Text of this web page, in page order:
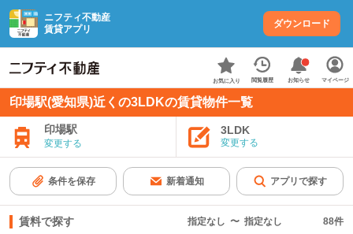
ニフティ不動産
賃貸アプリ
ダウンロード
お気に入り 閲覧履歴 お知らせ マイページ
印場駅(愛知県)近くの3LDKの賃貸物件一覧
印場駅
変更する
3LDK
変更する
条件を保存 新着通知 アプリで探す
賃料で探す 指定なし 〜 指定なし 88件